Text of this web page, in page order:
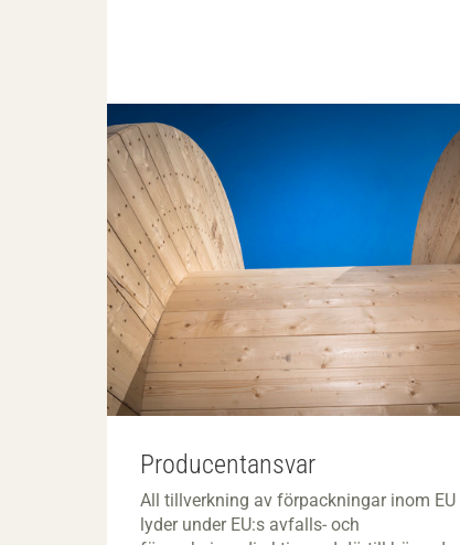
Producentansvar
All tillverkning av förpackningar inom EU
lyder under EU:s avfalls- och